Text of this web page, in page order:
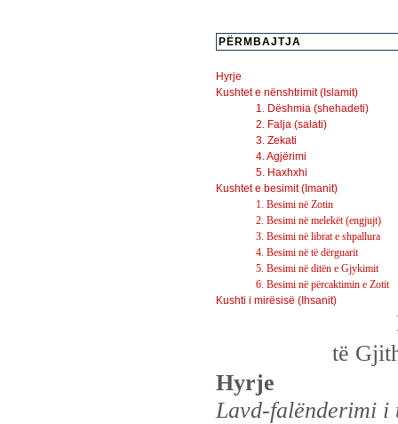
PËRMBAJTJA
Hyrje
Kushtet e nënshtrimit (Islamit)
1. Dëshmia (shehadeti)
2. Falja (salati)
3. Zekati
4. Agjërimi
5. Haxhxhi
Kushtet e besimit (Imanit)
1. Besimi në Zotin
2. Besimi në melekët (engjujt)
3. Besimi në librat e shpallura
4. Besimi në të dërguarit
5. Besimi në ditën e Gjykimit
6. Besimi në përcaktimin e Zotit
Kushti i mirësisë (Ihsanit)
të
Hyrje
Lavd-falënderimi i